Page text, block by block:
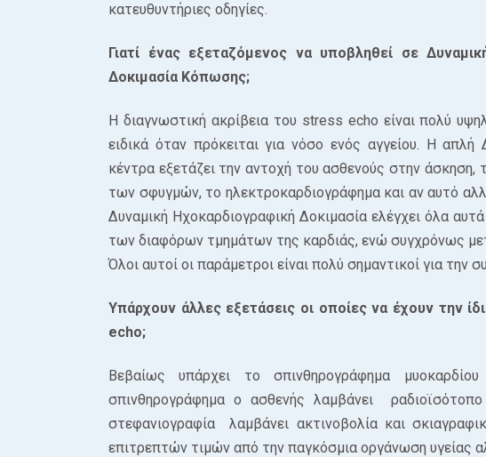
κατευθυντήριες οδηγίες.
Γιατί ένας εξεταζόμενος να υποβληθεί σε
Δοκιμασία Κόπωσης;
Η διαγνωστική ακρίβεια του stress echo είναι πολύ
ειδικά όταν πρόκειται για νόσο ενός αγγείου. Η
κέντρα εξετάζει την αντοχή του ασθενούς στην
των σφυγμών, το ηλεκτροκαρδιογράφημα και αν αυτό
Δυναμική Ηχοκαρδιογραφική Δοκιμασία ελέγχει όλα
των διαφόρων τμημάτων της καρδιάς, ενώ συγχρόνως
Όλοι αυτοί οι παράμετροι είναι πολύ σημαντικοί για την
Υπάρχουν άλλες εξετάσεις οι οποίες να έχουν την
echo;
Βεβαίως υπάρχει το σπινθηρογράφημα
σπινθηρογράφημα ο ασθενής λαμβάνει
στεφανιογραφία λαμβάνει ακτινοβολία και
επιτρεπτών τιμών από την παγκόσμια οργάνωση υγείας